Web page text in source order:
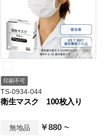
しく保護するポーチです。オ
リジナルグッズドットコムの
選りすぐり。
印刷不可
TS-0934-044
衛生マスク 100枚入り
無地品 ￥880 ~